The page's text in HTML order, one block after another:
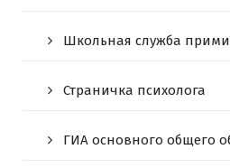
Школьная служба
Страничка психолога
ГИА основного общего